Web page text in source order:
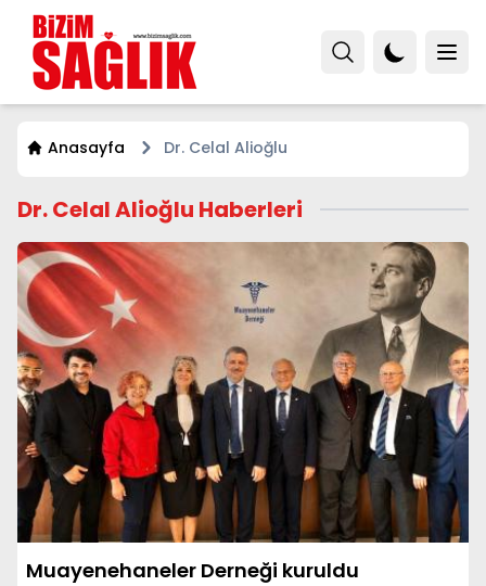
Anasayfa Dr. Celal Alioğlu
Dr. Celal Alioğlu Haberleri
Muayenehaneler Derneği kuruldu